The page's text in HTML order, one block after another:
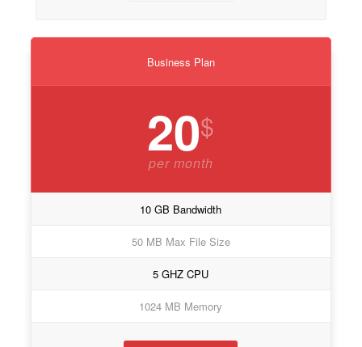
Business Plan
20$
per month
10 GB Bandwidth
50 MB Max File Size
5 GHZ CPU
1024 MB Memory